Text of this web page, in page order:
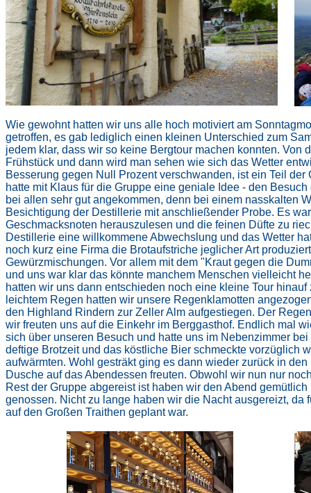
Wie gewohnt hatten wir uns alle hoch motiviert am
getroffen, es gab lediglich einen kleinen Unterschied zum
jedem klar, dass wir so keine Bergtour machen konnten. Von
Frühstück und dann wird man sehen wie sich das Wetter
Besserung gegen Null Prozent verschwanden, ist ein Teil
hatte mit Klaus für die Gruppe eine geniale Idee - den
bei allen sehr gut angekommen, denn bei einem nasskalten
Besichtigung der Destillerie mit anschließender Probe. Es
Geschmacksnoten herauszulesen und die feinen Düfte zu
Destillerie eine willkommene Abwechslung und das Wetter
noch kurz eine Firma die Brotaufstriche jeglicher Art
Gewürzmischungen. Vor allem mit dem "Kraut gegen die
und uns war klar das könnte manchem Menschen vielleicht
hatten wir uns dann entschieden noch eine kleine Tour
leichtem Regen hatten wir unsere Regenklamotten
den Highland Rindern zur Zeller Alm aufgestiegen. Der
wir freuten uns auf die Einkehr im Berggasthof. Endlich mal
sich über unseren Besuch und hatte uns im Nebenzimmer
deftige Brotzeit und das köstliche Bier schmeckte vorzüglich
aufwärmten. Wohl gesträkt ging es dann wieder zurück in
Dusche auf das Abendessen freuten. Obwohl wir nun nur
Rest der Gruppe abgereist ist haben wir den Abend
genossen. Nicht zu lange haben wir die Nacht ausgereizt, da
auf den Großen Traithen geplant war.